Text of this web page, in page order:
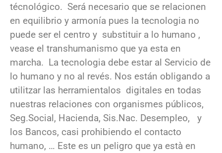
técnológico. Será necesario que se relacionen
en equilibrio y armonía pues la tecnologia no
puede ser el centro y substituir a lo humano ,
vease el transhumanismo que ya esta en
marcha. La tecnologia debe estar al Servicio de
lo humano y no al revés. Nos están obligando a
utilitzar las herramientalos digitales en todas
nuestras relaciones con organismes públicos,
Seg.Social, Hacienda, Sis.Nac. Desempleo, y
los Bancos, casi prohibiendo el contacto
humano, … Este es un peligro que ya està en